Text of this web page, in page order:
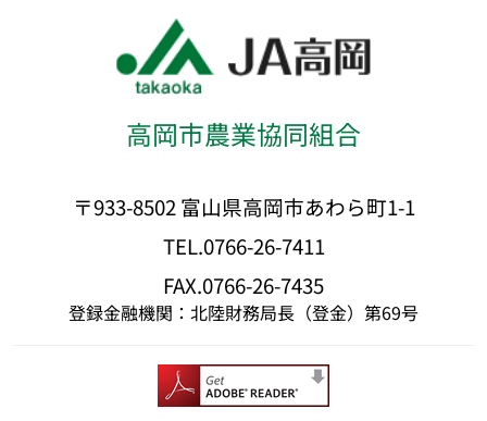
高岡市農業協同組合
〒933-8502 富山県高岡市あわら町1-1
TEL.0766-26-7411
FAX.0766-26-7435
登録金融機関：北陸財務局長（登金）第69号